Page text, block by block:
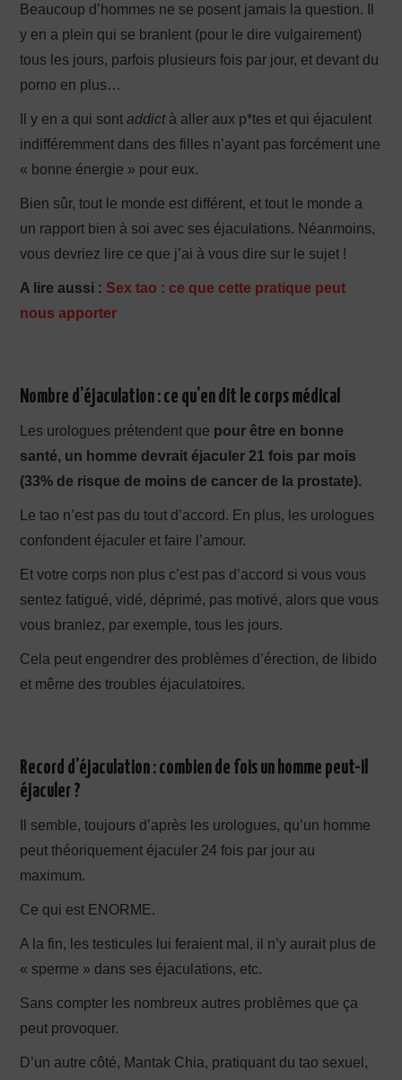
Beaucoup d’hommes ne se posent jamais la question. Il
y en a plein qui se branlent (pour le dire vulgairement)
tous les jours, parfois plusieurs fois par jour, et devant du
porno en plus…
Il y en a qui sontaddictà aller aux p*tes et qui éjaculent
indifféremment dans des filles n’ayant pas forcément une
« bonne énergie » pour eux.
Bien sûr, tout le monde est différent, et tout le monde a
un rapport bien à soi avec ses éjaculations. Néanmoins,
vous devriez lire ce que j’ai à vous dire sur le sujet !
A lire aussi : Sex tao : ce que cette pratique peut
nous apporter
Nombre d’éjaculation : ce qu’en dit le corps médical
Les urologues prétendent que pour être en bonne
santé, un homme devrait éjaculer 21 fois par mois
(33% de risque de moins de cancer de la prostate).
Le tao n’est pas du tout d’accord. En plus, les urologues
confondent éjaculer et faire l’amour.
Et votre corps non plus c’est pas d’accord si vous vous
sentez fatigué, vidé, déprimé, pas motivé, alors que vous
vous branlez, par exemple, tous les jours.
Cela peut engendrer des problèmes d’érection, de libido
et même des troubles éjaculatoires.
Record d’éjaculation : combien de fois un homme peut-il
éjaculer ?
Il semble, toujours d’après les urologues, qu’un homme
peut théoriquement éjaculer 24 fois par jour au
maximum.
Ce qui est ENORME.
A la fin, les testicules lui feraient mal, il n’y aurait plus de
« sperme » dans ses éjaculations, etc.
Sans compter les nombreux autres problèmes que ça
peut provoquer.
D’un autre côté, Mantak Chia, pratiquant du tao sexuel,